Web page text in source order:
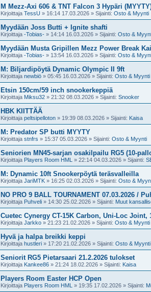
M Mezz-Axi 606 & TNT Falcon 3 Hypäri
Kirjoittaja TessU » 16:14 17.03.2026 » Sijainti: Osto & Myynti
Myydään Joss Butti + Ignite shafti
Kirjoittaja -Tobias- » 14:14 16.03.2026 » Sijainti: Osto &
Myydään Musta Gripillen Mezz Power Break Kai
Kirjoittaja -Tobias- » 13:54 16.03.2026 » Sijainti: Osto &
M: Biljardipöytä Dynamic Olympic II 9ft
Kirjoittaja newbiö » 05:45 16.03.2026 » Sijainti: Osto & Myynti
Etsin 150cm/59 inch snookerkeppiä
Kirjoittaja Miksu32 » 21:32 08.03.2026 » Sijainti: Snooker
HBK KIITTÄÄ
Kirjoittaja peltsipelloton » 19:39 08.03.2026 » Sijainti: Kaisa
M: Predator SP butti MYYTY
Kirjoittaja stnfrs » 15:37 05.03.2026 » Sijainti: Osto & Myynti
Seniorien MN45-sarjan osakilpailu RG5 (10-
Kirjoittaja Players Room HML » 22:14 04.03.2026 » Sijainti:
M: Dynamic 10ft Snookerpöytä teräsvalleilla
Kirjoittaja JariMTK » 16:25 02.03.2026 » Sijainti: Osto &
NO PRO 9 BALL TOURNAMENT 07.03.2026 /
Kirjoittaja Puhveli » 14:30 25.02.2026 » Sijainti: Muut
Cuetec Cynergy CT-15K Carbon, Uni-Loc Joint,
Kirjoittaja Jarkko » 21:23 21.02.2026 » Sijainti: Osto & Myynti
Hyvä ja halpa breikki keppi
Kirjoittaja hustleri » 17:20 21.02.2026 » Sijainti: Osto & Myynti
Seniorit RG5 Pietarsaari 21.2.2026 tulokset
Kirjoittaja Kankee86 » 21:24 18.02.2026 » Sijainti: Kaisa
Players Room Easter HCP Open
Kirjoittaja Players Room HML » 19:35 17.02.2026 » Sijainti: